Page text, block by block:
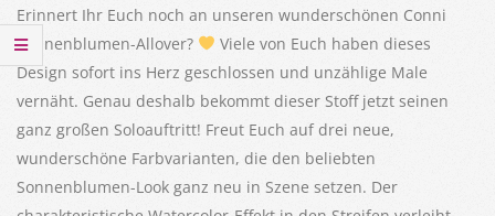
Erinnert Ihr Euch noch an unseren wunderschönen Conni
Sonnenblumen-Allover?
Viele von Euch haben dieses
Design sofort ins Herz geschlossen und unzählige Male
vernäht. Genau deshalb bekommt dieser Stoff jetzt seinen
ganz großen Soloauftritt! Freut Euch auf drei neue,
wunderschöne Farbvarianten, die den beliebten
Sonnenblumen-Look ganz neu in Szene setzen. Der